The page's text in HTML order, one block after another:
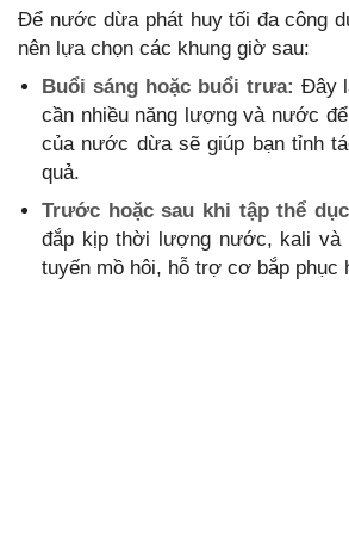
Để nước dừa phát huy tối đa công
nên lựa chọn các khung giờ sau:
Buổi sáng hoặc buổi trưa: Đây
cần nhiều năng lượng và nước
của nước dừa sẽ giúp bạn tỉnh
quả.
Trước hoặc sau khi tập thể
đắp kịp thời lượng nước, kali và
tuyến mồ hôi, hỗ trợ cơ bắp phục